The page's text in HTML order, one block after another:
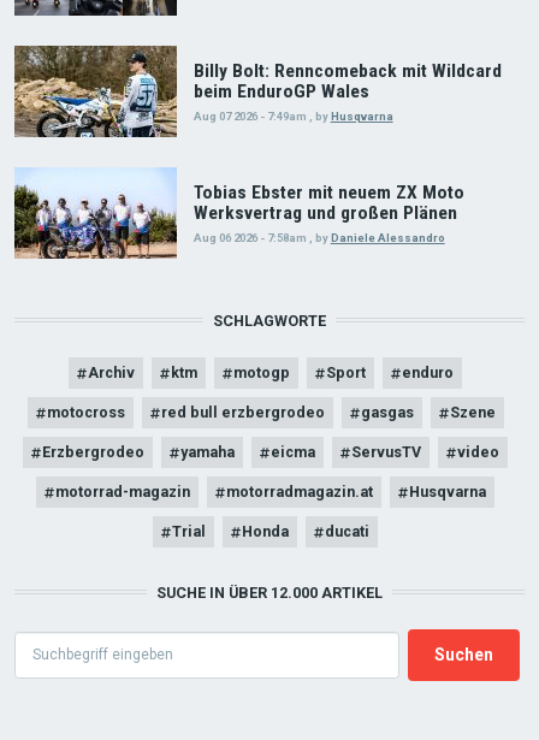
Billy Bolt: Renncomeback mit Wildcard
beim EnduroGP Wales
Aug 07 2026 - 7:49am , byHusqvarna
Tobias Ebster mit neuem ZX Moto
Werksvertrag und großen Plänen
Aug 06 2026 - 7:58am byDaniele Alessandro
SCHLAGWORTE
Archiv ktm motogp Sport enduro
motocross red bull erzbergrodeo gasgas Szene
Erzbergrodeo yamaha eicma ServusTV video
motorrad-magazin motorradmagazin.at Husqvarna
Trial Honda ducati
SUCHE IN ÜBER 12.000 ARTIKEL